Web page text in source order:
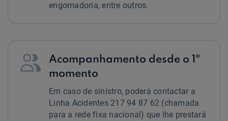
engomadoria, entre outros.

Acompanhamento desde o 1º
momento
Em caso de sinistro, poderá contactar a
Linha Acidentes 217 94 87 62 (chamada
para a rede fixa nacional) que lhe prestará